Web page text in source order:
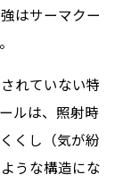
はサーマクー
れていない特
ルは、照射時
くし（気が紛
うな構造にな